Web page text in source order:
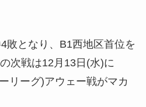
敗となり、B1西地区首位を
次戦は12月13日(水)に
リーグ)アウェー戦がマカ